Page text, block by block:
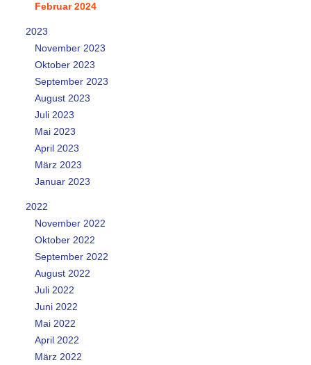
Februar 2024
2023
November 2023
Oktober 2023
September 2023
August 2023
Juli 2023
Mai 2023
April 2023
März 2023
Januar 2023
2022
November 2022
Oktober 2022
September 2022
August 2022
Juli 2022
Juni 2022
Mai 2022
April 2022
März 2022